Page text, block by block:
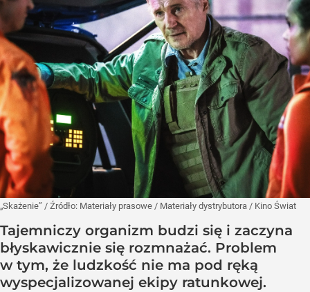
„Skażenie” / Źródło: Materiały prasowe / Materiały dystrybutora / Kino Świat
Tajemniczy organizm budzi się i zaczyna
błyskawicznie się rozmnażać. Problem
w tym, że ludzkość nie ma pod ręką
wyspecjalizowanej ekipy ratunkowej.